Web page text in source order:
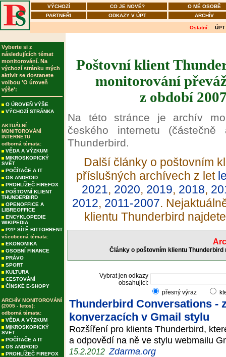
VÝCHOZÍ CO JE NOVÉ?
O MÉ OSOBĚ
PARTNEŘI
ODKAZY V ÚPT ARCHÍV
Ostatní: ÚPT
Vyberte si z
následujících témat
monitorování. Na
výchozí stránku mých
aktivit se dostanete
volbou 'O úroveň
výše':
O ÚROVEŇ VÝŠE
VÝCHOZÍ STRÁNKA
AKTUÁLNÍ
MONITOROVÁNÍ
INTERNETU
odborná témata:
VĚDA A VÝZKUM
MIKROSKOPICKÝ
SVĚT
POČÍTAČE A IT
OS ANDROID
PROHLÍŽEČ FIREFOX
POŠTOVNÍ KLIENT
THUNDERBIRD
OPENOFFICE A
LIBREOFFICE
ENCYKLOPEDIE
WIKIPEDIA
P2P SÍTĚ BITTORRENT
všeobecná témata:
EKONOMIKA
OSOBNÍ FINANCE
PRÁVO
SPORT
KULTURA
CESTOVÁNÍ
ČÍNSKÉ E-SHOPY
ARCHÍV MONITOROVÁNÍ
(2005 - letos):
odborná témata:
VĚDA A VÝZKUM
MIKROSKOPICKÝ
SVĚT
POČÍTAČE A IT
OS ANDROID
PROHLÍŽEČ FIREFOX
Poštovní klient
monitorování
z období
Na této stránce je archív
českého internetu
Thunderbird.
Další články o poštovním
příslušných archívech z let
2021, 2020, 2019, 2018,
2012, 2011-2007.
klientu Thunderbird
Články o poštovním klientu Thunderbird
Vybrat jen odkazy
obsahující:
přesný výraz
Thunderbird Conversations -
konverzacích v Gmail stylu
Rozšíření pro klienta Thunderbird,
a odpovědí na ně ve stylu webmailu
15.2.2012 Zdarma.org